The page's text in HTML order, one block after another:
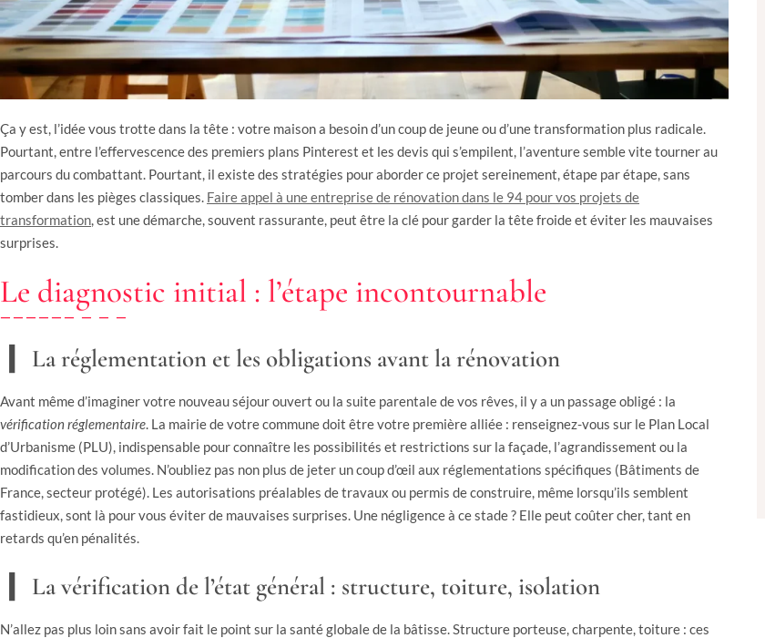
Ça y est, l’idée vous trotte dans la tête : votre maison a besoin d’un coup de jeune ou d’une transformation plus radicale.
Pourtant, entre l’effervescence des premiers plans Pinterest et les devis qui s’empilent, l’aventure semble vite tourner au
parcours du combattant. Pourtant, il existe des stratégies pour aborder ce projet sereinement, étape par étape, sans
tomber dans les pièges classiques. Faire appel à une entreprise de rénovation dans le 94 pour vos projets de
transformation, est une démarche, souvent rassurante, peut être la clé pour garder la tête froide et éviter les mauvaises
surprises.
Le diagnostic initial : l’étape incontournable
La réglementation et les obligations avant la rénovation
Avant même d’imaginer votre nouveau séjour ouvert ou la suite parentale de vos rêves, il y a un passage obligé : la
vérification réglementaire. La mairie de votre commune doit être votre première alliée : renseignez-vous sur le Plan Local
d’Urbanisme (PLU), indispensable pour connaître les possibilités et restrictions sur la façade, l’agrandissement ou la
modification des volumes. N’oubliez pas non plus de jeter un coup d’œil aux réglementations spécifiques (Bâtiments de
France, secteur protégé). Les autorisations préalables de travaux ou permis de construire, même lorsqu’ils semblent
fastidieux, sont là pour vous éviter de mauvaises surprises. Une négligence à ce stade ? Elle peut coûter cher, tant en
retards qu’en pénalités.
La vérification de l’état général : structure, toiture, isolation
N’allez pas plus loin sans avoir fait le point sur la santé globale de la bâtisse. Structure porteuse, charpente, toiture : ces